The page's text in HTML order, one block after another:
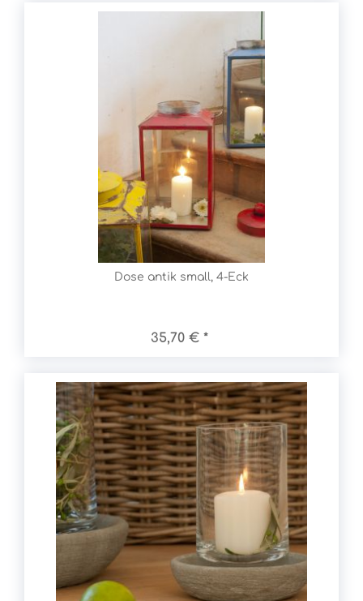
Dose antik small, 4-Eck
35,70 € *